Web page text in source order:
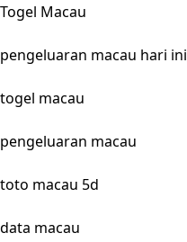
Togel Macau
pengeluaran macau hari ini
togel macau
pengeluaran macau
toto macau 5d
data macau